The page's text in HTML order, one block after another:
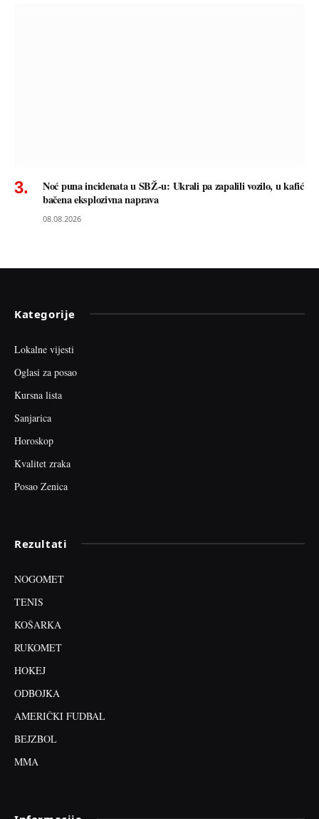
Noć puna incidenata u SBŽ-u: Ukrali pa zapalili vozilo, u kafić
bačena eksplozivna naprava
08.08.2026
Kategorije
Lokalne vijesti
Oglasi za posao
Kursna lista
Sanjarica
Horoskop
Kvalitet zraka
Posao Zenica
Rezultati
NOGOMET
TENIS
KOŠARKA
RUKOMET
HOKEJ
ODBOJKA
AMERIČKI FUDBAL
BEJZBOL
MMA